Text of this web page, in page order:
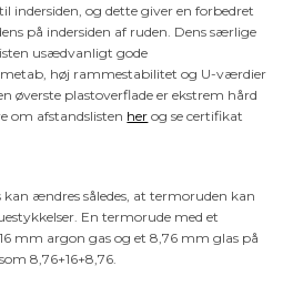
indersiden, og dette giver en forbedret
på indersiden af ruden. Dens særlige
usædvanligt gode
høj rammestabilitet og U-værdier
øverste plastoverflade er ekstrem hård
om afstandslisten her og se certifikat
ændres således, at termoruden kan
En termorude med et
mm argon gas og et 8,76 mm glas på
8,76+16+8,76.